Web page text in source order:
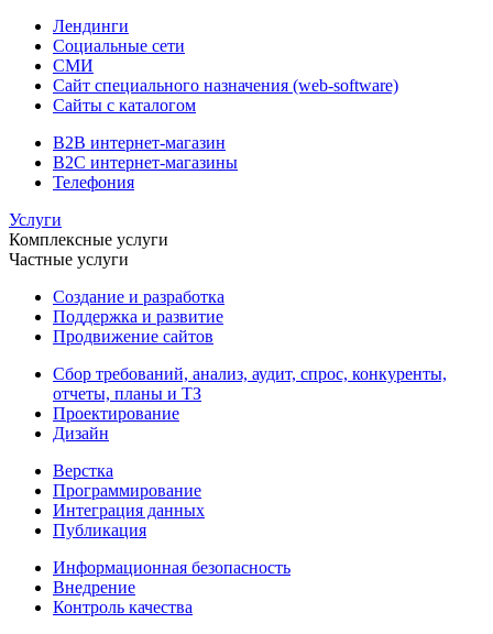
Лендинги
Социальные сети
СМИ
Сайт специального назначения (web-software)
Сайты с каталогом
B2B интернет-магазин
B2C интернет-магазины
Телефония
Услуги
Комплексные услуги
Частные услуги
Создание и разработка
Поддержка и развитие
Продвижение сайтов
Сбор требований, анализ, аудит, спрос, конкуренты,
отчеты, планы и ТЗ
Проектирование
Дизайн
Верстка
Программирование
Интеграция данных
Публикация
Информационная безопасность
Внедрение
Контроль качества